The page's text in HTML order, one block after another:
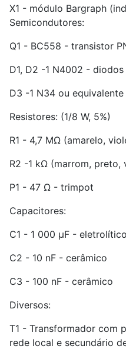
X1 - módulo Bargraph
Semicondutores:
Q1 - BC558 - transistor
D1, D2 -1 N4002 -
D3 -1 N34 ou
Resistores: (1/8 W, 5%)
R1 - 4,7 MΩ (amarelo,
R2 -1 kΩ (marrom, preto,
P1 - 47 Ω - trimpot
Capacitores:
C1 - 1 000 µF -
C2 - 10 nF - cerâmico
C3 - 100 nF - cerâmico
Diversos:
T1 - Transformador com
rede local e secundário